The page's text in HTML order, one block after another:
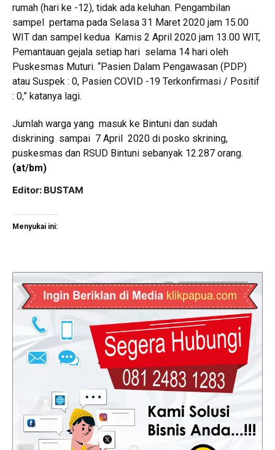
rumah (hari ke -12), tidak ada keluhan. Pengambilan
sampel pertama pada Selasa 31 Maret 2020 jam 15.00
WIT dan sampel kedua Kamis 2 April 2020 jam 13.00 WIT,
Pemantauan gejala setiap hari selama 14 hari oleh
Puskesmas Muturi. “Pasien Dalam Pengawasan (PDP)
atau Suspek : 0, Pasien COVID -19 Terkonfirmasi / Positif
: 0,” katanya lagi.
Jumlah warga yang masuk ke Bintuni dan sudah
diskrining sampai 7 April 2020 di posko skrining,
puskesmas dan RSUD Bintuni sebanyak 12.287 orang.
(at/bm)
Editor: BUSTAM
Menyukai ini: